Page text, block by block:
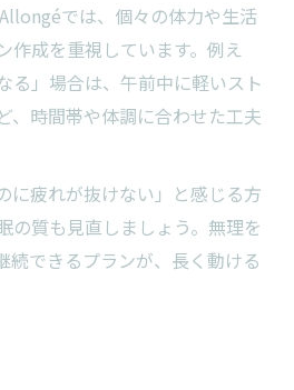
では、個々の体力や生活
作成を重視しています。例え
る」場合は、午前中に軽いスト
、時間帯や体調に合わせた工夫
に疲れが抜けない」と感じる方
の質も見直しましょう。無理を
続できるプランが、長く動ける